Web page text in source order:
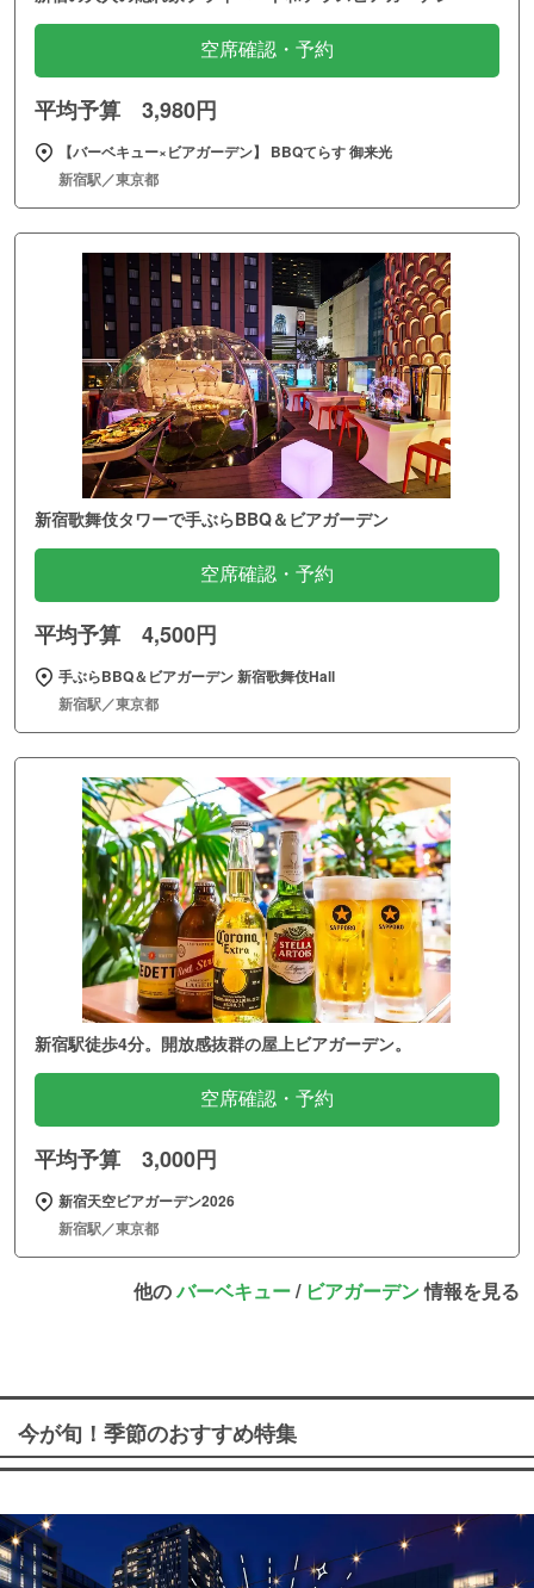
空席確認・予約
平均予算 3,980円
【バーベキュー×ビアガーデン】 BBQてらす 御来光
新宿駅／東京都
新宿歌舞伎タワーで手ぶらBBQ＆ビアガーデン
空席確認・予約
平均予算 4,500円
手ぶらBBQ＆ビアガーデン 新宿歌舞伎Hall
新宿駅／東京都
新宿駅徒歩4分。開放感抜群の屋上ビアガーデン。
空席確認・予約
平均予算 3,000円
新宿天空ビアガーデン2026
新宿駅／東京都
他のバーベキュー/ ビアガーデン情報を見る
今が旬！季節のおすすめ特集